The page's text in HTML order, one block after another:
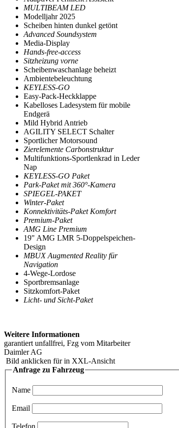
MULTIBEAM LED
Modelljahr 2025
Scheiben hinten dunkel getönt
Advanced Soundsystem
Media-Display
Hands-free-access
Sitzheizung vorne
Scheibenwaschanlage beheizt
Ambientebeleuchtung
KEYLESS-GO
Easy-Pack-Heckklappe
Kabelloses Ladesystem für mobile
Endgerä
Mild Hybrid Antrieb
AGILITY SELECT Schalter
Sportlicher Motorsound
Zierelemente Carbonstruktur
Multifunktions-Sportlenkrad in Leder
Nap
KEYLESS-GO Paket
Park-Paket mit 360°-Kamera
SPIEGEL-PAKET
Winter-Paket
Konnektivitäts-Paket Komfort
Premium-Paket
AMG Line Premium
19" AMG LMR 5-Doppelspeichen-
Design
MBUX Augmented Reality für
Navigation
4-Wege-Lordose
Sportbremsanlage
Sitzkomfort-Paket
Licht- und Sicht-Paket
Weitere Informationen
garantiert unfallfrei, Fzg vom Mitarbeiter
Daimler AG
Bild anklicken für in XXL-Ansicht
Anfrage zu Fahrzeug
Name
Email
Telefon